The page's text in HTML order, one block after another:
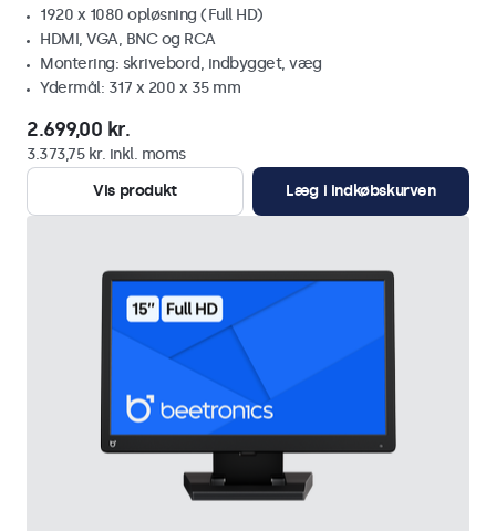
1920 x 1080 opløsning (Full HD)
HDMI, VGA, BNC og RCA
Montering: skrivebord, indbygget, væg
Ydermål: 317 x 200 x 35 mm
2.699,00 kr.
3.373,75 kr. inkl. moms
Vis produkt
Læg i indkøbskurven